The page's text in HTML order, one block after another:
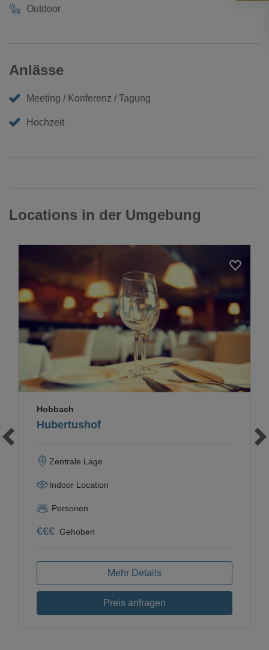
Outdoor
Anlässe
Meeting / Konferenz / Tagung
Hochzeit
Locations in der Umgebung
Hubertushof
Hobbach
Zentrale Lage
Indoor Location
Personen
€€€ Gehoben
Mehr Details
Preis anfragen